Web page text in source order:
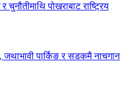
चुनौतीमाथि पोखराबाट राष्ट्रिय
जथाभावी पार्किङ र सडकमै नाचगान